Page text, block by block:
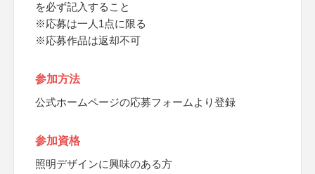
を必ず記入すること
※応募は一人1点に限る
※応募作品は返却不可
参加方法
公式ホームページの応募フォームより登録
参加資格
照明デザインに興味のある方